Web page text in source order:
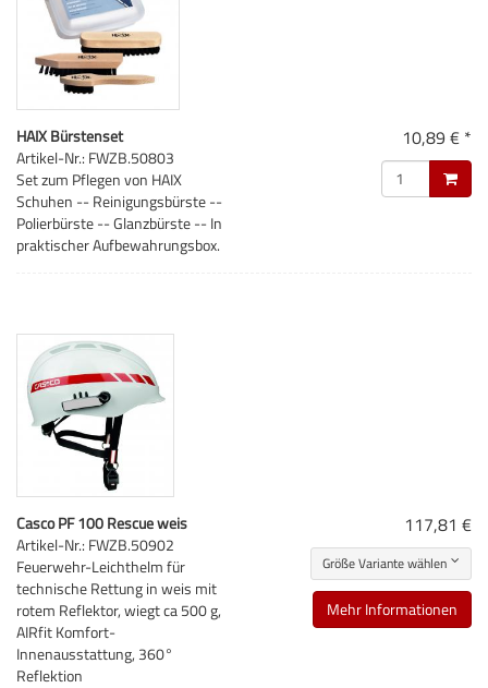
HAIX Bürstenset
Artikel-Nr.: FWZB.50803
Set zum Pflegen von HAIX
Schuhen -- Reinigungsbürste --
Polierbürste -- Glanzbürste -- In
praktischer Aufbewahrungsbox.
10,89 € *
Casco PF 100 Rescue weis
Artikel-Nr.: FWZB.50902
Feuerwehr-Leichthelm für
technische Rettung in weis mit
rotem Reflektor, wiegt ca 500 g,
AIRfit Komfort-
Innenausstattung, 360°
Reflektion
117,81 €
Größe Variante wählen
Mehr Informationen